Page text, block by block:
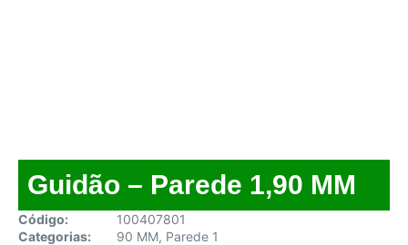
Guidão – Parede 1,90 MM
Código:
100407801
Categorias:
90 MM, Parede 1